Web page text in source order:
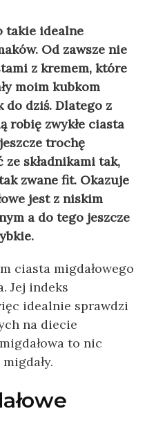
takie idealne
Od zawsze nie
z kremem, które
moim kubkom
do dziś. Dlatego z
robię zwykłe ciasta
trochę
składnikami tak,
zwane fit. Okazuje
jest z niskim
a do tego jeszcze
ciasta migdałowego
Jej indeks
idealnie sprawdzi
na diecie
to nic